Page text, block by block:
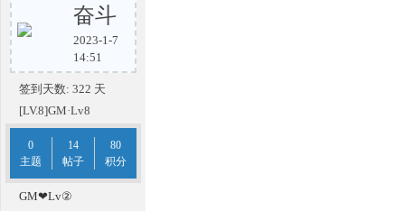
传 奋斗
2023-1-7
14:51
签到天数: 322 天
[LV.8]GM·Lv8
0
主题
14
帖子
80
积分
GM❤Lv②